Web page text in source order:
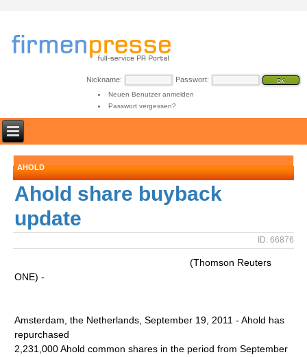
Nickname: Passwort:
Neuen Benutzer anmelden
Passwort vergessen?
AHOLD
Ahold share buyback
update
ID: 66876
(Thomson Reuters
ONE) -
Amsterdam, the Netherlands, September 19, 2011 - Ahold has
repurchased
2,231,000 Ahold common shares in the period from September